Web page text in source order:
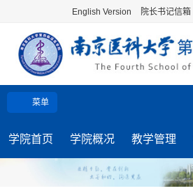
English Version 院长书记信箱
菜单
学院首页 学院概况 教学管理